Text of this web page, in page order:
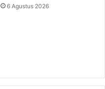
6 Agustus 2026